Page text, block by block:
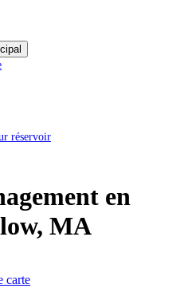
réservoir
en
MA
carte